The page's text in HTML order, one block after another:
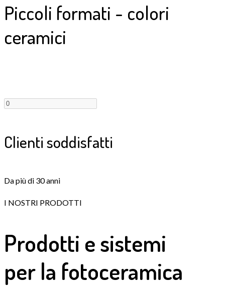
Piccoli formati - colori
ceramici
Clienti soddisfatti
Da più di 30 anni
I NOSTRI PRODOTTI
Prodotti e sistemi
per la fotoceramica